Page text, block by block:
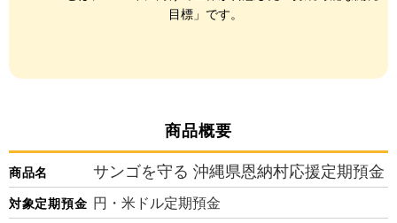
目標」です。
商品概要
商品名 サンゴを守る 沖縄県恩納村応援定期預金
対象定期預金 円・米ドル定期預金